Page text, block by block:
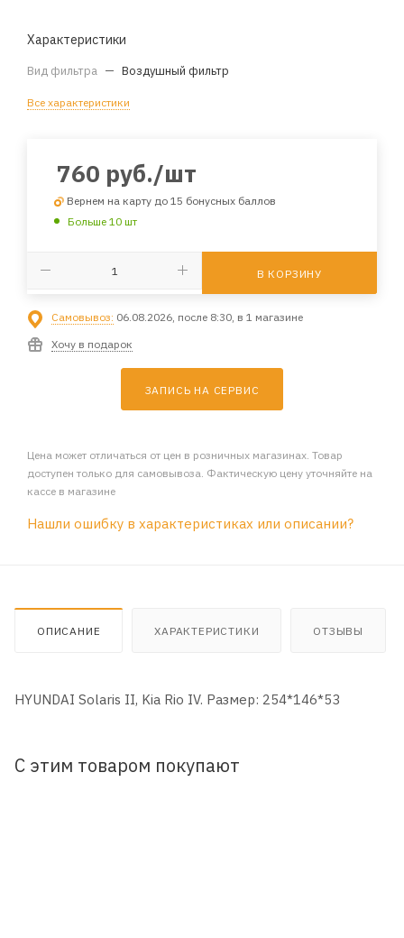
Характеристики
Вид фильтра — Воздушный фильтр
Все характеристики
760 руб./шт
Вернем на карту до 15 бонусных баллов
Больше 10 шт
В КОРЗИНУ
Самовывоз: 06.08.2026, после 8:30, в 1 магазине
Хочу в подарок
ЗАПИСЬ НА СЕРВИС
Цена может отличаться от цен в розничных магазинах. Товар
доступен только для самовывоза. Фактическую цену уточняйте на
кассе в магазине
Нашли ошибку в характеристиках или описании?
ОПИСАНИЕ ХАРАКТЕРИСТИКИ ОТЗЫВЫ
HYUNDAI Solaris II, Kia Rio IV. Размер: 254*146*53
С этим товаром покупают